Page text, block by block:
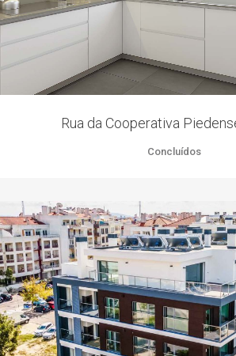
Rua da Cooperativa
Concluídos
ZOOM VIEW